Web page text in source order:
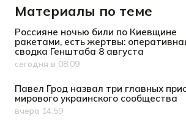
Материалы по теме
Россияне ночью били по Киевщине
ракетами, есть жертвы:
сводка Генштаба 8 августа
Дата публикации
сегодня в 08:09
Павел Грод назвал три главных
мирового украинского сообщества
Дата публикации
вчера 14:59